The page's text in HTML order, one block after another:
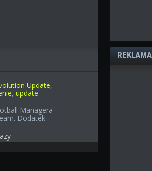
Update,
, update
Managera
Dodatek
REKLAMA